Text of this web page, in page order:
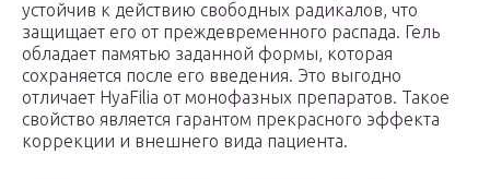
устойчив к действию свободных радикалов, что
защищает его от преждевременного распада. Гель
обладает памятью заданной формы, которая
сохраняется после его введения. Это выгодно
отличает HyaFilia от монофазных препаратов. Такое
свойство является гарантом прекрасного эффекта
коррекции и внешнего вида пациента.